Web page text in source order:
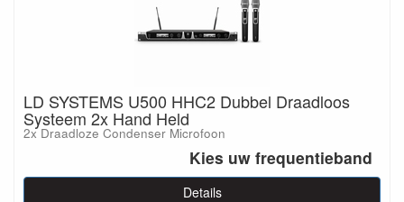
LD SYSTEMS U500 HHC2 Dubbel Draadloos
Systeem 2x Hand Held
2x Draadloze Condenser Microfoon
Kies uw frequentieband
Details